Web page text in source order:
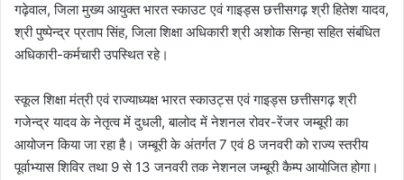
गढ़ेवाल, जिला मुख्य आयुक्त भारत स्काउट एवं गाइड्स छत्तीसगढ़ श्री हितेश यादव,
श्री पुष्पेन्द्र प्रताप सिंह, जिला शिक्षा अधिकारी श्री अशोक सिन्हा सहित संबंधित
अधिकारी-कर्मचारी उपस्थित रहे।
स्कूल शिक्षा मंत्री एवं राज्याध्यक्ष भारत स्काउट्स एवं गाइड्स छत्तीसगढ़ श्री
गजेन्द्र यादव के नेतृत्व में दुधली, बालोद में नेशनल रोवर-रेंजर जम्बूरी का
आयोजन किया जा रहा है। जम्बूरी के अंतर्गत 7 एवं 8 जनवरी को राज्य स्तरीय
पूर्वाभ्यास शिविर तथा 9 से 13 जनवरी तक नेशनल जम्बूरी कैम्प आयोजित होगा।